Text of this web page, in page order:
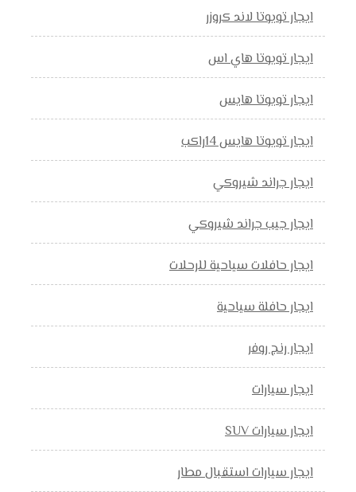
ايجار تويوتا لاند كروزر
ايجار تويوتا هاي اس
ايجار تويوتا هايس
ايجار تويوتا هايس 14راكب
ايجار جراند شيروكي
ايجار جيب جراند شيروكي
ايجار حافلات سياحية للرحلات
ايجار حافلة سياحية
ايجار رنج روفر
ايجار سيارات
ايجار سيارات SUV
ايجار سيارات استقبال مطار